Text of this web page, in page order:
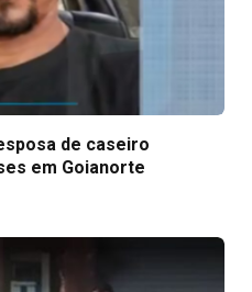
de caseiro
em Goianorte